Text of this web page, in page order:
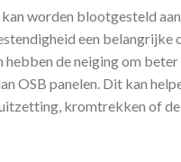
worden blootgesteld
een belangrijke
hebben de neiging om
OSB panelen. Dit kan
kromtrekken of